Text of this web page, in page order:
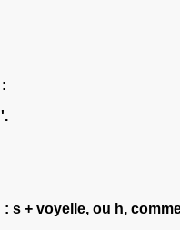
s + voyelle, ou h,